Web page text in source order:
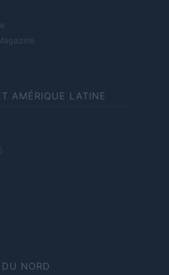
AMÉRIQUE LATINE
NORD